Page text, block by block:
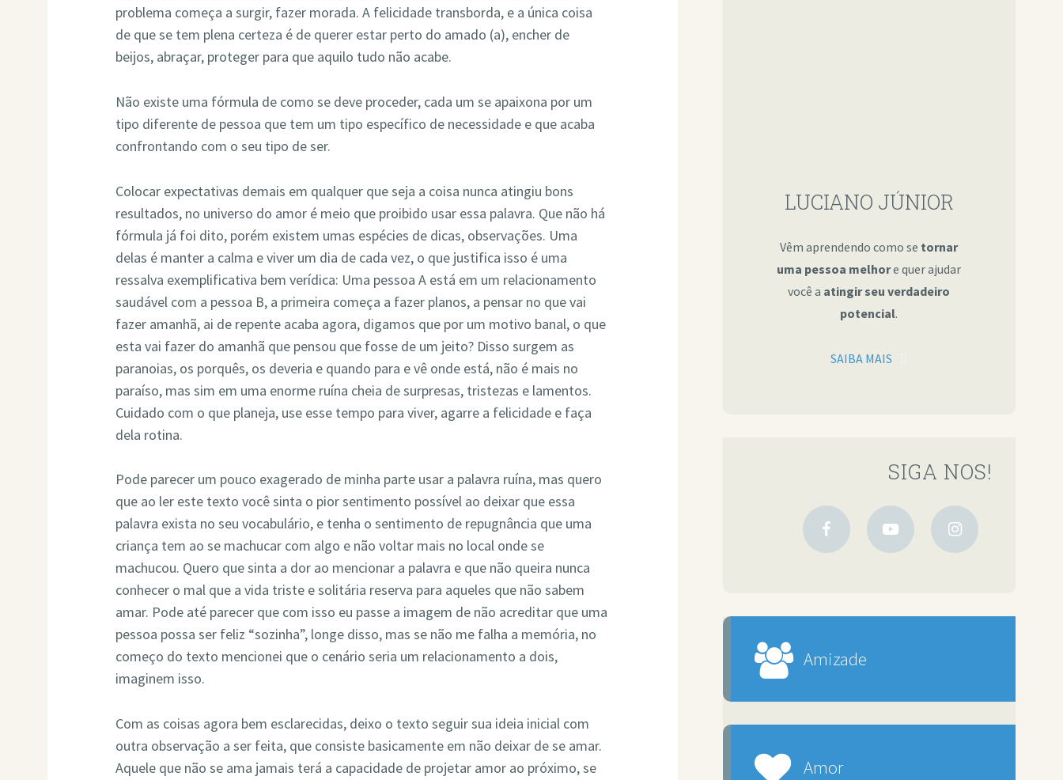
problema começa a surgir, fazer morada. A felicidade transborda, e a única coisa
de que se tem plena certeza é de querer estar perto do amado (a), encher de
beijos, abraçar, proteger para que aquilo tudo não acabe.
Não existe uma fórmula de como se deve proceder, cada um se apaixona por um
tipo diferente de pessoa que tem um tipo específico de necessidade e que acaba
confrontando com o seu tipo de ser.
Colocar expectativas demais em qualquer que seja a coisa nunca atingiu bons
resultados, no universo do amor é meio que proibido usar essa palavra. Que não há
fórmula já foi dito, porém existem umas espécies de dicas, observações. Uma
delas é manter a calma e viver um dia de cada vez, o que justifica isso é uma
ressalva exemplificativa bem verídica: Uma pessoa A está em um relacionamento
saudável com a pessoa B, a primeira começa a fazer planos, a pensar no que vai
fazer amanhã, ai de repente acaba agora, digamos que por um motivo banal, o que
esta vai fazer do amanhã que pensou que fosse de um jeito? Disso surgem as
paranoias, os porquês, os deveria e quando para e vê onde está, não é mais no
paraíso, mas sim em uma enorme ruína cheia de surpresas, tristezas e lamentos.
Cuidado com o que planeja, use esse tempo para viver, agarre a felicidade e faça
dela rotina.
Pode parecer um pouco exagerado de minha parte usar a palavra ruína, mas quero
que ao ler este texto você sinta o pior sentimento possível ao deixar que essa
palavra exista no seu vocabulário, e tenha o sentimento de repugnância que uma
criança tem ao se machucar com algo e não voltar mais no local onde se
machucou. Quero que sinta a dor ao mencionar a palavra e que não queira nunca
conhecer o mal que a vida triste e solitária reserva para aqueles que não sabem
amar. Pode até parecer que com isso eu passe a imagem de não acreditar que uma
pessoa possa ser feliz “sozinha”, longe disso, mas se não me falha a memória, no
começo do texto mencionei que o cenário seria um relacionamento a dois,
imaginem isso.
Com as coisas agora bem esclarecidas, deixo o texto seguir sua ideia inicial com
outra observação a ser feita, que consiste basicamente em não deixar de se amar.
Aquele que não se ama jamais terá a capacidade de projetar amor ao próximo, se
LUCIANO JÚNIOR
Vêm aprendendo como se tornar
uma pessoa melhore quer ajudar
você a atingir seu verdadeiro
potencial.
SAIBA MAIS
SIGA NOS!
Amizade
Amor